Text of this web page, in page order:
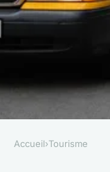
Accueil›Tourisme